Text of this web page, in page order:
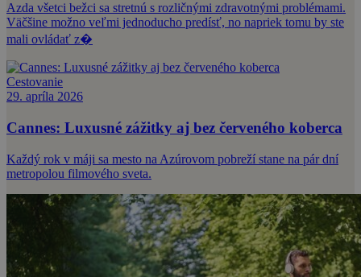
Azda všetci bežci sa stretnú s rozličnými zdravotnými problémami.
Väčšine možno veľmi jednoducho predísť, no napriek tomu by ste
mali ovládať z�
Cestovanie
29. apríla 2026
Cannes: Luxusné zážitky aj bez červeného koberca
Každý rok v máji sa mesto na Azúrovom pobreží stane na pár dní
metropolou filmového sveta.